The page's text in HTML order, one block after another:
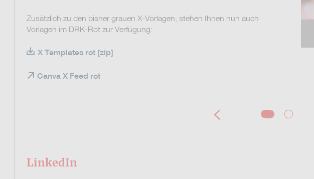
Zusätzlich zu den bisher grauen X-Vorlagen, stehen Ihnen nun auch
Vorlagen im DRK-Rot zur Verfügung:
X Templates rot [zip]
Canva X Feed rot
Previous
LinkedIn